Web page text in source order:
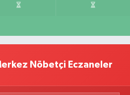
Nöbetçi Eczaneler